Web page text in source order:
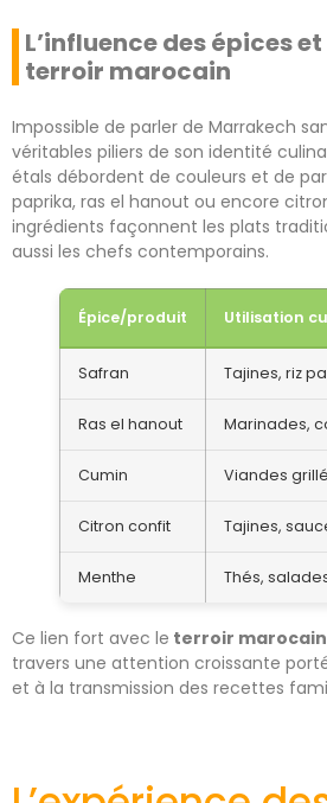
L’influence des épices
terroir marocain
Impossible de parler de Marrakech
véritables piliers de son identité
étals débordent de couleurs et de
paprika, ras el hanout ou encore
ingrédients façonnent les plats
aussi les chefs contemporains.
Épice/produit Utilisation
Safran Tajines, riz
Ras el hanout Marinades,
Cumin Viandes
Citron confit Tajines,
Menthe Thés,
Ce lien fort avec le terroir marocain
travers une attention croissante
et à la transmission des recettes